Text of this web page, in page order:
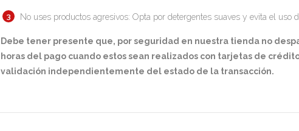
No uses productos agresivos: Opta por detergentes suaves y evita el uso
Debe tener presente que, por seguridad en nuestra tienda no
horas del pago cuando estos sean realizados con tarjetas de
validación independientemente del estado de la transacción.